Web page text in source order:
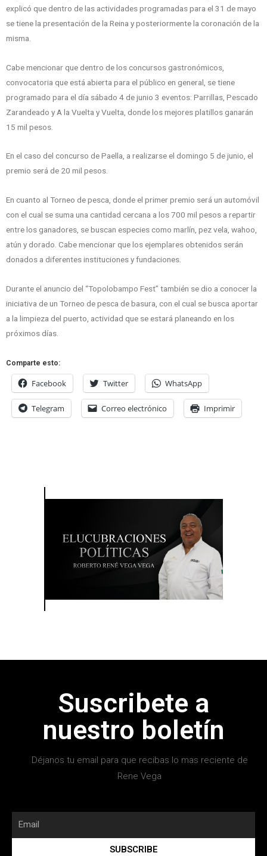
explicó que dentro de las actividades programadas para el 31 de mayo
se tiene la presentación de la Reina y posteriormente la coronación de la
misma.
Cabe mencionar que dentro de los concursos gastronómicos,
convocatoria que está abierta para el público en general, se tiene
programado para el día sábado 4 de junio 3 eventos: Parrillas, Pescado
Zarandeado y A la Vuelta y Vuelta, donde los mejores platillos ganarán
15 mil pesos.
En el caso del concurso de Paella, a realizarse el domingo 5 de junio, el
premio será de 20 mil pesos.
En cuanto al Torneo de pesca, donde el primer premio será un automóvil
con el cual se suma una cantidad cercana a los 700 mil pesos a repartir
entre los ganadores, se buscan especies como marlín, pez vela, wahoo,
atún y dorado. Cabe mencionar que los ejemplares obtenidos serán
donados a diferentes instituciones y fundaciones.
Durante el anuncio del “Topolobampo Fest” también se dio a conocer la
iniciativa de un Torneo de pesca de basura, con el cual se busca aportar
a la limpieza del puerto, actividad que se estará planeando en los
próximos días.
Comparte esto:
Facebook Twitter WhatsApp
Telegram Correo electrónico Imprimir
Suscribete a
nuestro boletín
Déjanos tu email para que recibas lo mas reciente de
Rene Vega
SUBSCRIBE